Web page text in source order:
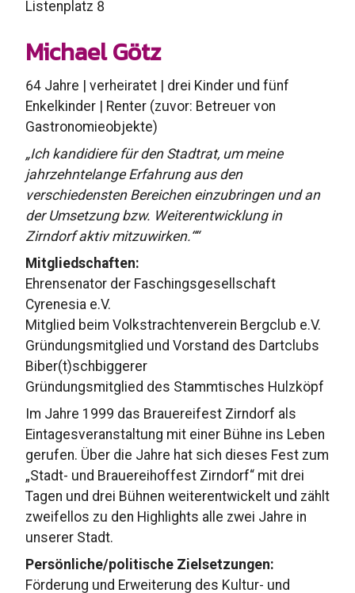
Listenplatz 8
Michael Götz
64 Jahre | verheiratet | drei Kinder und fünf
Enkelkinder | Renter (zuvor: Betreuer von
Gastronomieobjekte)
„Ich kandidiere für den Stadtrat, um meine
jahrzehntelange Erfahrung aus den
verschiedensten Bereichen einzubringen und an
der Umsetzung bzw. Weiterentwicklung in
Zirndorf aktiv mitzuwirken.““
Mitgliedschaften:
Ehrensenator der Faschingsgesellschaft
Cyrenesia e.V.
Mitglied beim Volkstrachtenverein Bergclub e.V.
Gründungsmitglied und Vorstand des Dartclubs
Biber(t)schbiggerer
Gründungsmitglied des Stammtisches Hulzköpf
Im Jahre 1999 das Brauereifest Zirndorf als
Eintagesveranstaltung mit einer Bühne ins Leben
gerufen. Über die Jahre hat sich dieses Fest zum
„Stadt- und Brauereihoffest Zirndorf“ mit drei
Tagen und drei Bühnen weiterentwickelt und zählt
zweifellos zu den Highlights alle zwei Jahre in
unserer Stadt.
Persönliche/politische Zielsetzungen:
Förderung und Erweiterung des Kultur- und